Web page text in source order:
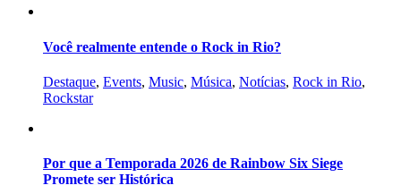
Você realmente entende o Rock in Rio?
Destaque, Events, Music, Música, Notícias, Rock in Rio,
Rockstar
Por que a Temporada 2026 de Rainbow Six Siege
Promete ser Histórica